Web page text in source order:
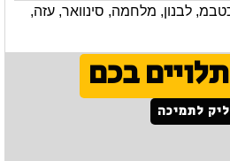
, לבנון, מלחמה, סינוואר, עזה,
בכם
לתמיכה